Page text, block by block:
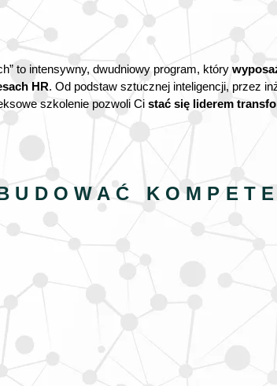
to intensywny, dwudniowy program, który
HR. Od podstaw sztucznej inteligencji, przez
szkolenie pozwoli Ci stać się liderem